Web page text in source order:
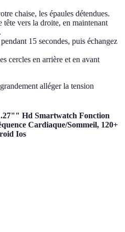
chaise, les épaules détendues.
vers la droite, en maintenant
15 secondes, puis échangez
cercles en arrière et en avant
alléger la tension
Hd Smartwatch Fonction
Cardiaque/Sommeil, 120+
Ios